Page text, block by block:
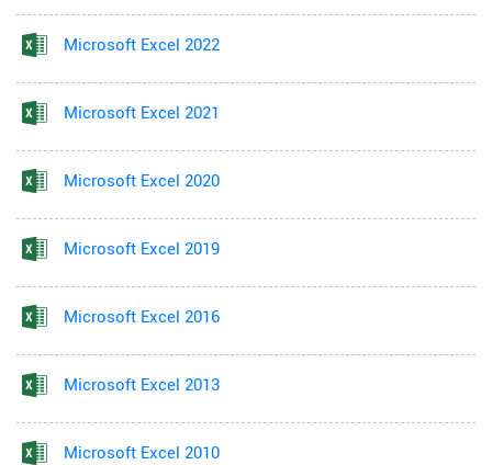
Microsoft Excel 2022
Microsoft Excel 2021
Microsoft Excel 2020
Microsoft Excel 2019
Microsoft Excel 2016
Microsoft Excel 2013
Microsoft Excel 2010